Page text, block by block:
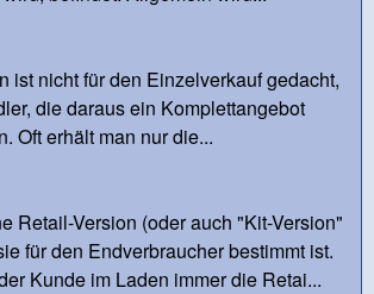
ist nicht für den Einzelverkauf gedacht,
die daraus ein Komplettangebot
Oft erhält man nur die...
Retail-Version (oder auch "Kit-Version"
für den Endverbraucher bestimmt ist.
Kunde im Laden immer die Retai...